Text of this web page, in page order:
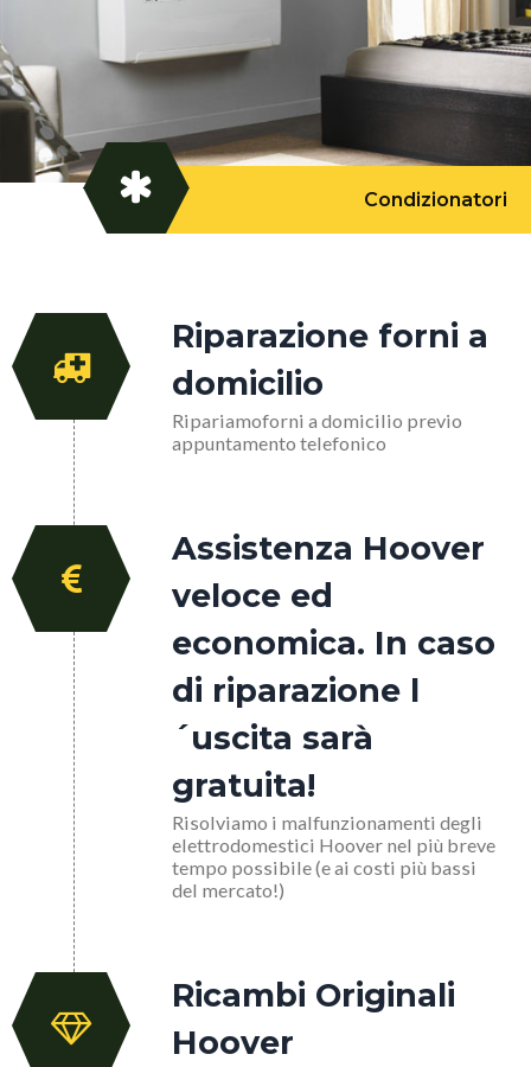
Condizionatori
Riparazione forni a
domicilio
Ripariamoforni a domicilio previo
appuntamento telefonico
Assistenza Hoover
veloce ed
economica. In caso
di riparazione l
´uscita sarà
gratuita!
Risolviamo i malfunzionamenti degli
elettrodomestici Hoover nel più breve
tempo possibile (e ai costi più bassi
del mercato!)
Ricambi Originali
Hoover